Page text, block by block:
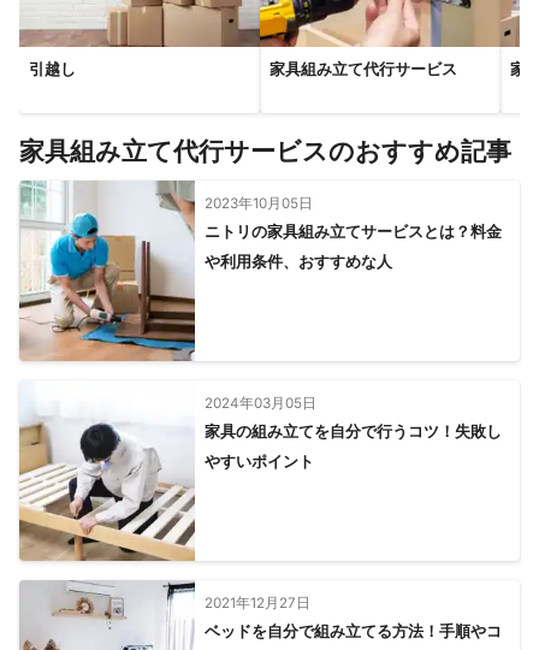
引越し 家具組み立て代行サービス 家
家具組み立て代行サービスのおすすめ記事
2023年10月05日
ニトリの家具組み立てサービスとは？料金
や利用条件、おすすめな人
2024年03月05日
家具の組み立てを自分で行うコツ！失敗し
やすいポイント
2021年12月27日
ベッドを自分で組み立てる方法！手順やコ